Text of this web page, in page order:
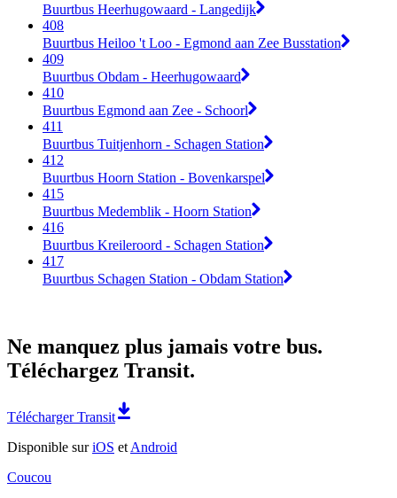
Buurtbus Heerhugowaard - Langedijk
408
Buurtbus Heiloo 't Loo - Egmond aan Zee Busstation
409
Buurtbus Obdam - Heerhugowaard
410
Buurtbus Egmond aan Zee - Schoorl
411
Buurtbus Tuitjenhorn - Schagen Station
412
Buurtbus Hoorn Station - Bovenkarspel
415
Buurtbus Medemblik - Hoorn Station
416
Buurtbus Kreileroord - Schagen Station
417
Buurtbus Schagen Station - Obdam Station
Ne manquez plus jamais votre bus.
Téléchargez Transit.
Télécharger Transit
Disponible suriOS et Android
Coucou